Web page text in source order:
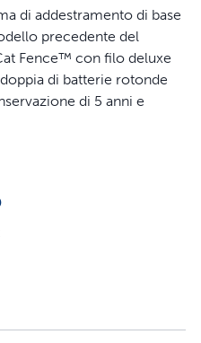
di addestramento di base
precedente del
Fence™ con filo deluxe
di batterie rotonde
di 5 anni e